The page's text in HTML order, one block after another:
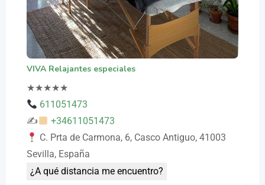
VIVA Relajantes especiales
★★★★★
611051473
✍
+34611051473
C. Prta de Carmona, 6, Casco Antiguo, 41003
Sevilla, España
¿A qué distancia me encuentro?